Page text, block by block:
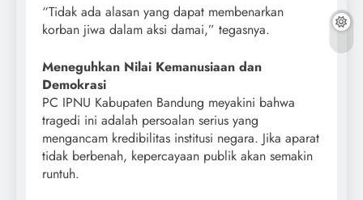
“Tidak ada alasan yang dapat membenarkan
korban jiwa dalam aksi damai,” tegasnya.
Meneguhkan Nilai Kemanusiaan dan
Demokrasi
PC IPNU Kabupaten Bandung meyakini bahwa
tragedi ini adalah persoalan serius yang
mengancam kredibilitas institusi negara. Jika aparat
tidak berbenah, kepercayaan publik akan semakin
runtuh.